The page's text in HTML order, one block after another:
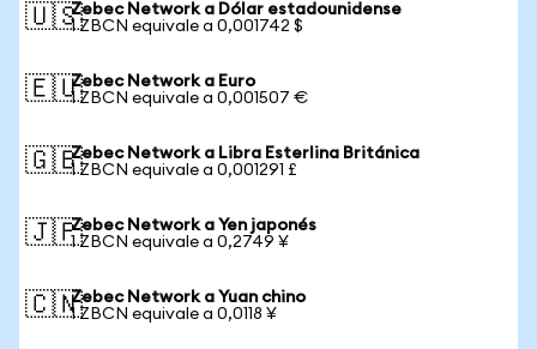
🇺🇸Zebec Network a Dólar estadounidense
1 ZBCN equivale a 0,001742 $
🇪🇺Zebec Network a Euro
1 ZBCN equivale a 0,001507 €
🇬🇧Zebec Network a Libra Esterlina Británica
1 ZBCN equivale a 0,001291 £
🇯🇵Zebec Network a Yen japonés
1 ZBCN equivale a 0,2749 ¥
🇨🇳Zebec Network a Yuan chino
1 ZBCN equivale a 0,0118 ¥